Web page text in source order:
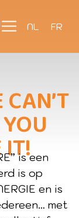
NL FR
is een
is op
en is
met